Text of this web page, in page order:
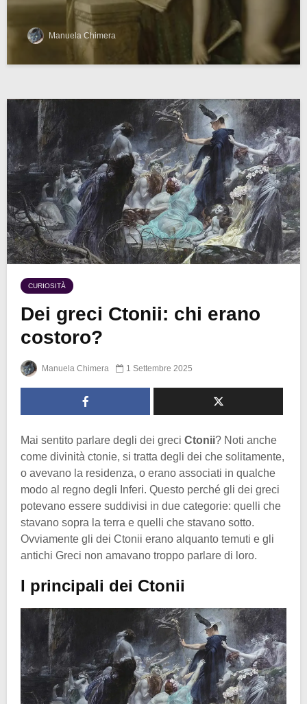
Manuela Chimera
CURIOSITÀ
Dei greci Ctonii: chi erano
costoro?
Manuela Chimera 1 Settembre 2025
Mai sentito parlare degli dei greci Ctonii? Noti anche
come divinità ctonie, si tratta degli dei che solitamente,
o avevano la residenza, o erano associati in qualche
modo al regno degli Inferi. Questo perché gli dei greci
potevano essere suddivisi in due categorie: quelli che
stavano sopra la terra e quelli che stavano sotto.
Ovviamente gli dei Ctonii erano alquanto temuti e gli
antichi Greci non amavano troppo parlare di loro.
I principali dei Ctonii